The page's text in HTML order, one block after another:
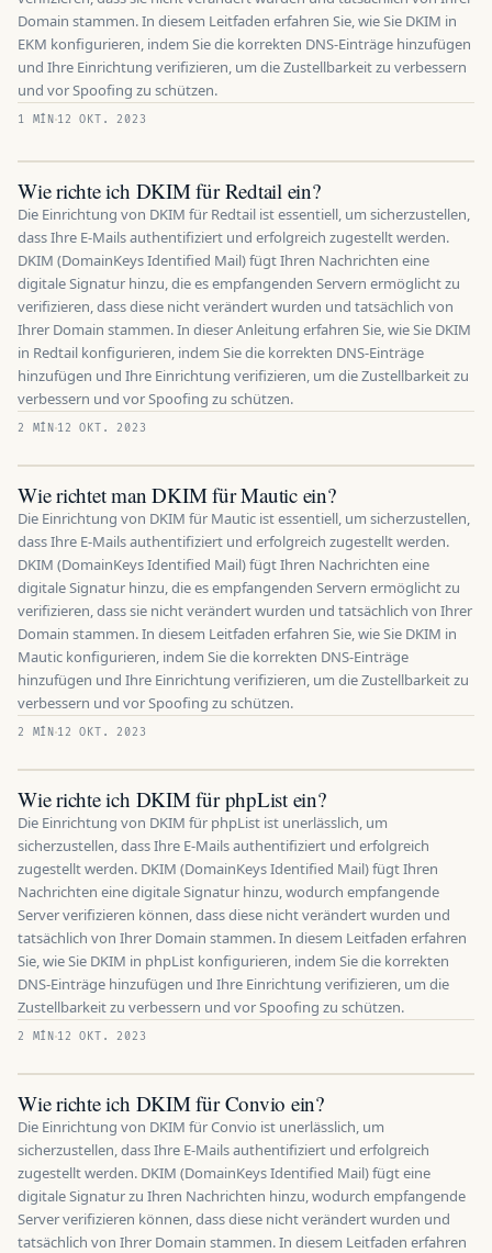
Domain stammen. In diesem Leitfaden erfahren Sie, wie Sie DKIM in
EKM konfigurieren, indem Sie die korrekten DNS-Einträge hinzufügen
und Ihre Einrichtung verifizieren, um die Zustellbarkeit zu verbessern
und vor Spoofing zu schützen.
1 MÍN 12 OKT. 2023
Wie richte ich DKIM für Redtail ein?
Die Einrichtung von DKIM für Redtail ist essentiell, um sicherzustellen,
dass Ihre E-Mails authentifiziert und erfolgreich zugestellt werden.
DKIM (DomainKeys Identified Mail) fügt Ihren Nachrichten eine
digitale Signatur hinzu, die es empfangenden Servern ermöglicht zu
verifizieren, dass diese nicht verändert wurden und tatsächlich von
Ihrer Domain stammen. In dieser Anleitung erfahren Sie, wie Sie DKIM
in Redtail konfigurieren, indem Sie die korrekten DNS-Einträge
hinzufügen und Ihre Einrichtung verifizieren, um die Zustellbarkeit zu
verbessern und vor Spoofing zu schützen.
2 MÍN 12 OKT. 2023
Wie richtet man DKIM für Mautic ein?
Die Einrichtung von DKIM für Mautic ist essentiell, um sicherzustellen,
dass Ihre E-Mails authentifiziert und erfolgreich zugestellt werden.
DKIM (DomainKeys Identified Mail) fügt Ihren Nachrichten eine
digitale Signatur hinzu, die es empfangenden Servern ermöglicht zu
verifizieren, dass sie nicht verändert wurden und tatsächlich von Ihrer
Domain stammen. In diesem Leitfaden erfahren Sie, wie Sie DKIM in
Mautic konfigurieren, indem Sie die korrekten DNS-Einträge
hinzufügen und Ihre Einrichtung verifizieren, um die Zustellbarkeit zu
verbessern und vor Spoofing zu schützen.
2 MÍN 12 OKT. 2023
Wie richte ich DKIM für phpList ein?
Die Einrichtung von DKIM für phpList ist unerlässlich, um
sicherzustellen, dass Ihre E-Mails authentifiziert und erfolgreich
zugestellt werden. DKIM (DomainKeys Identified Mail) fügt Ihren
Nachrichten eine digitale Signatur hinzu, wodurch empfangende
Server verifizieren können, dass diese nicht verändert wurden und
tatsächlich von Ihrer Domain stammen. In diesem Leitfaden erfahren
Sie, wie Sie DKIM in phpList konfigurieren, indem Sie die korrekten
DNS-Einträge hinzufügen und Ihre Einrichtung verifizieren, um die
Zustellbarkeit zu verbessern und vor Spoofing zu schützen.
2 MÍN 12 OKT. 2023
Wie richte ich DKIM für Convio ein?
Die Einrichtung von DKIM für Convio ist unerlässlich, um
sicherzustellen, dass Ihre E-Mails authentifiziert und erfolgreich
zugestellt werden. DKIM (DomainKeys Identified Mail) fügt eine
digitale Signatur zu Ihren Nachrichten hinzu, wodurch empfangende
Server verifizieren können, dass diese nicht verändert wurden und
tatsächlich von Ihrer Domain stammen. In diesem Leitfaden erfahren